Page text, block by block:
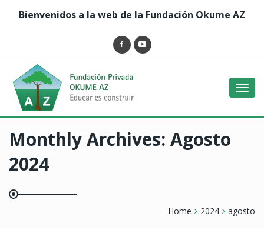
Bienvenidos a la web de la Fundación Okume AZ
Monthly Archives: Agosto
2024
Home 2024 agosto